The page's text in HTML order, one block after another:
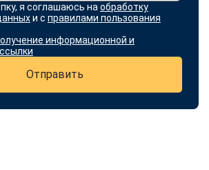
я соглашаюсь на обработку
и с правилами пользования
информационной и
Отправить